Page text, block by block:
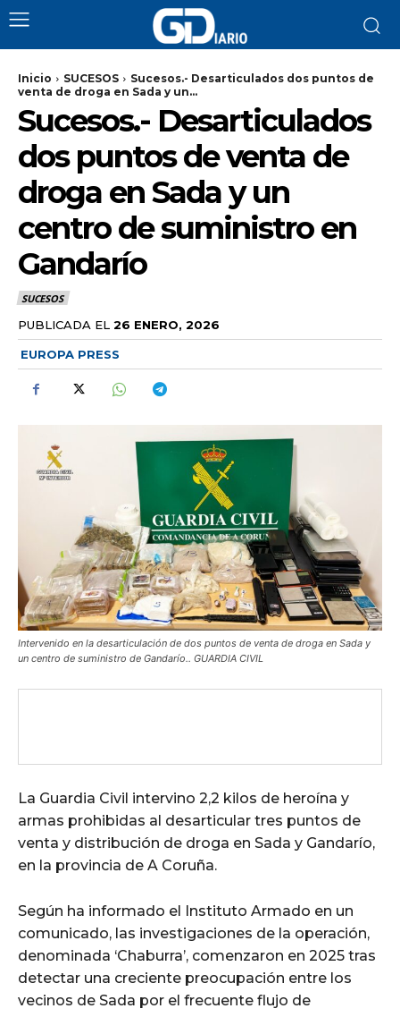
Inicio SUCESOS
Sucesos.- Desarticulados dos puntos de
venta de droga en Sada y un...
Sucesos.- Desarticulados
dos puntos de venta de
droga en Sada y un
centro de suministro en
Gandarío
SUCESOS
PUBLICADA EL 26 ENERO, 2026
EUROPA PRESS
Intervenido en la desarticulación de dos puntos de venta de droga en Sada y
un centro de suministro de Gandarío.. GUARDIA CIVIL
La Guardia Civil intervino 2,2 kilos de heroína y
armas prohibidas al desarticular tres puntos de
venta y distribución de droga en Sada y Gandarío,
en la provincia de A Coruña.
Según ha informado el Instituto Armado en un
comunicado, las investigaciones de la operación,
denominada ‘Chaburra’, comenzaron en 2025 tras
detectar una creciente preocupación entre los
vecinos de Sada por el frecuente flujo de